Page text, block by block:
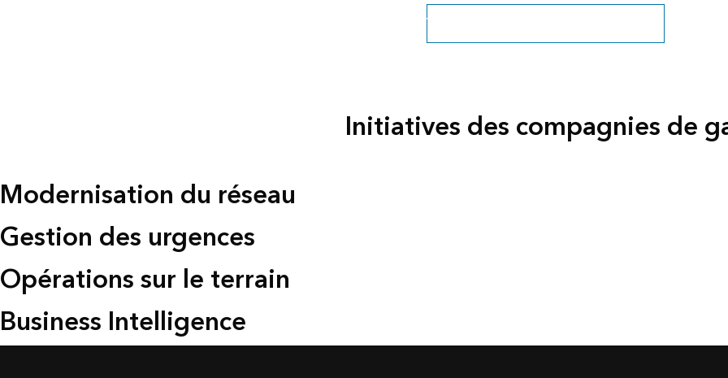
Voir tous les producteurs et distributeurs
Initiatives des compagnies de
Modernisation du réseau
Gestion des urgences
Opérations sur le terrain
Business Intelligence